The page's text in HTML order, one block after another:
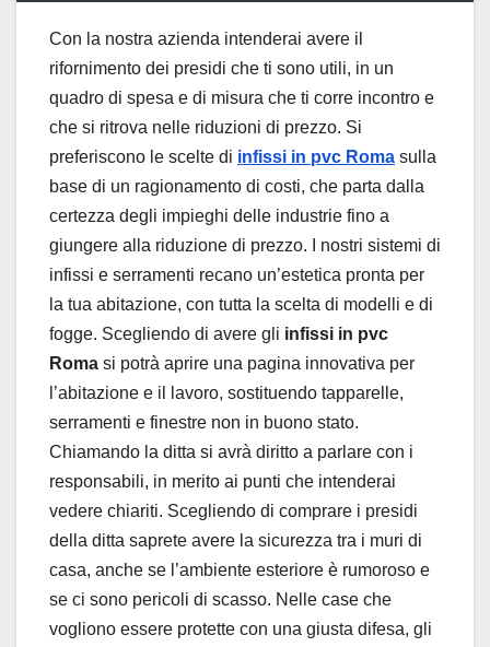
Con la nostra azienda intenderai avere il
rifornimento dei presidi che ti sono utili, in un
quadro di spesa e di misura che ti corre incontro e
che si ritrova nelle riduzioni di prezzo. Si
preferiscono le scelte di infissi in pvc Roma sulla
base di un ragionamento di costi, che parta dalla
certezza degli impieghi delle industrie fino a
giungere alla riduzione di prezzo. I nostri sistemi di
infissi e serramenti recano un’estetica pronta per
la tua abitazione, con tutta la scelta di modelli e di
fogge. Scegliendo di avere gli infissi in pvc
Roma si potrà aprire una pagina innovativa per
l’abitazione e il lavoro, sostituendo tapparelle,
serramenti e finestre non in buono stato.
Chiamando la ditta si avrà diritto a parlare con i
responsabili, in merito ai punti che intenderai
vedere chiariti. Scegliendo di comprare i presidi
della ditta saprete avere la sicurezza tra i muri di
casa, anche se l’ambiente esteriore è rumoroso e
se ci sono pericoli di scasso. Nelle case che
vogliono essere protette con una giusta difesa, gli